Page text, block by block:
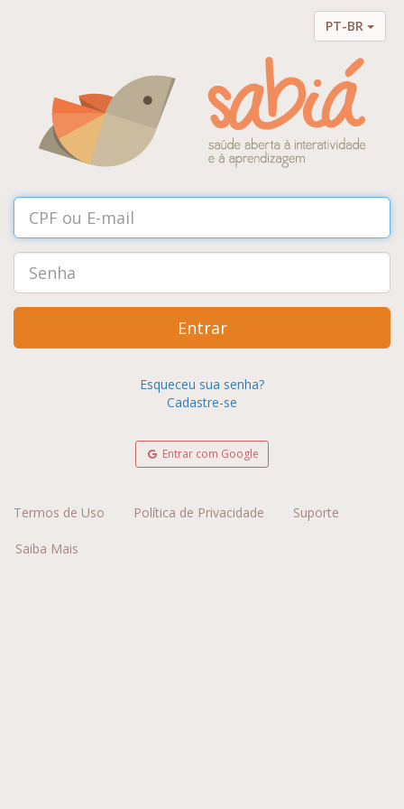
PT-BR
Entrar
Esqueceu sua senha?
Cadastre-se
Entrar com Google
Termos de Uso Política de Privacidade Suporte
Saiba Mais